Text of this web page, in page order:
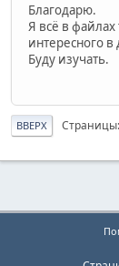
Благодарю.
Я всё в файлах
интересного в
Буду изучать.
ВВЕРХ Страницы